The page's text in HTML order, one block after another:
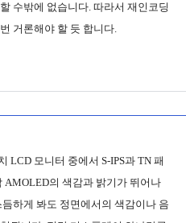
수밖에 없습니다. 따라서 재인코딩
거론해야 할 듯 합니다.
LCD 모니터 중에서 S-IPS과 TN 패
AMOLED의 색감과 밝기가 뛰어나
하게 봐도 정면에서의 색감이나 음